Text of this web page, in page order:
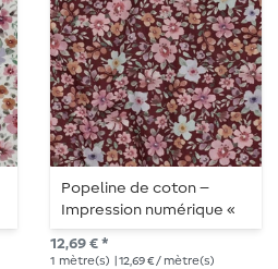
Popeline de coton –
Impression numérique «
Petites fleurs » Bordeaux
12,69 € *
1 mètre(s) | 12,69 € / mètre(s)